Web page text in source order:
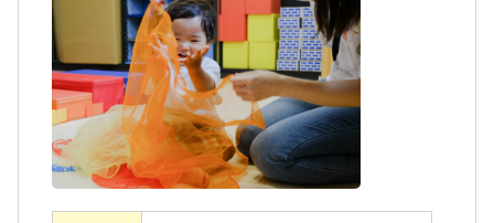
か？
「その子らしさとともに歩む」を理念として
掲げ、たっぷりの愛情と心の根っこが育める
よう努めています。子どもの小さな変化、成
長、食事の新しい好きとの発見など日々の変
化の喜びあえる環境です。
無資格の方、７０代の方、小さなお子さまが